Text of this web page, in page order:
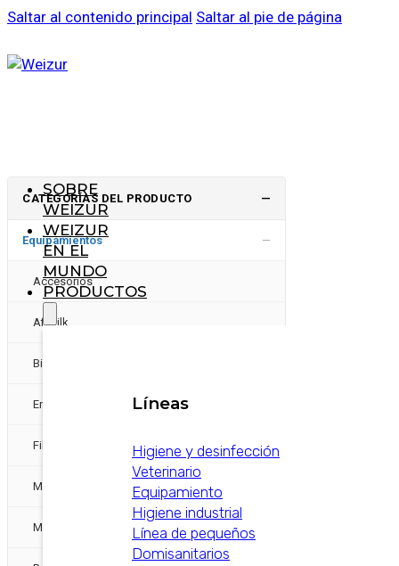
Saltar al contenido principal Saltar al pie de página
SOBRE
WEIZUR
WEIZUR
EN EL
MUNDO
PRODUCTOS
Líneas
Higiene y desinfección
Veterinario
Equipamiento
Higiene industrial
Línea de pequeños
Domisanitarios
CATEGORÍAS DEL PRODUCTO —
Equipamientos −
Accesorios
Afimilk
Bienestar animal
Energias Alternativas
Filtros
Mangueras
Medición y Pulsado